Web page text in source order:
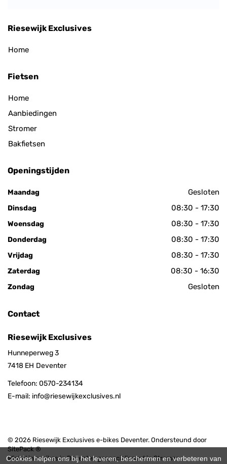
Riesewijk Exclusives
Home
Fietsen
Home
Aanbiedingen
Stromer
Bakfietsen
Openingstijden
Maandag Gesloten
Dinsdag 08:30 - 17:30
Woensdag 08:30 - 17:30
Donderdag 08:30 - 17:30
Vrijdag 08:30 - 17:30
Zaterdag 08:30 - 16:30
Zondag Gesloten
Contact
Riesewijk Exclusives
Hunneperweg 3
7418 EH Deventer
Telefoon: 0570-234134
E-mail: info@riesewijkexclusives.nl
© 2026 Riesewijk Exclusives e-bikes Deventer. Ondersteund door
SitePack ®
Winkel in e-bikes in Deventer, gespecialiseerd in Stromer,
Cookies helpen ons bij het leveren, beschermen en verbeteren van